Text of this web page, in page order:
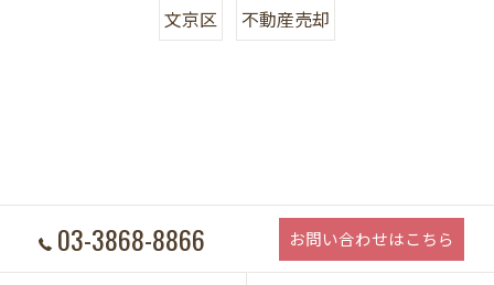
文京区 不動産売却
03-3868-8866 お問い合わせはこちら